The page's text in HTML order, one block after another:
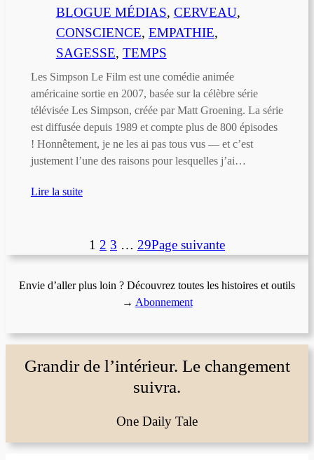
BLOGUE MÉDIAS, CERVEAU
CONSCIENCE, EMPATHIE
SAGESSE, TEMPS
Les Simpson Le Film est une comédie animée
américaine sortie en 2007, basée sur la célèbre série
télévisée Les Simpson, créée par Matt Groening. La série
est diffusée depuis 1989 et compte plus de 800 épisodes
! Honnêtement, je ne les ai pas tous vus — et c’est
justement l’une des raisons pour lesquelles j’ai…
Lire la suite
1 2 3 … 29Page suivante
Envie d’aller plus loin ? Découvrez toutes les histoires et outils
→ Abonnement
Grandir de l’intérieur. Le changement
suivra.
One Daily Tale